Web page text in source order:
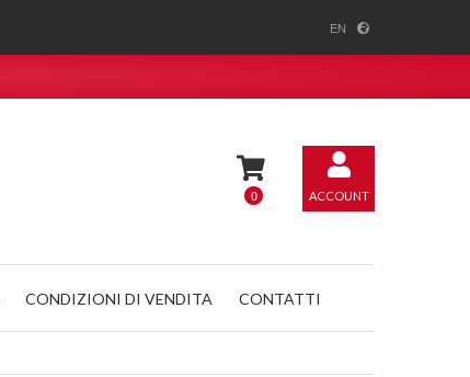
EN
0 ACCOUNT
CONDIZIONI DI VENDITA CONTATTI